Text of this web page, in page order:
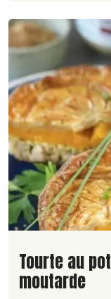
Lire la suite
Tourte au
moutarde